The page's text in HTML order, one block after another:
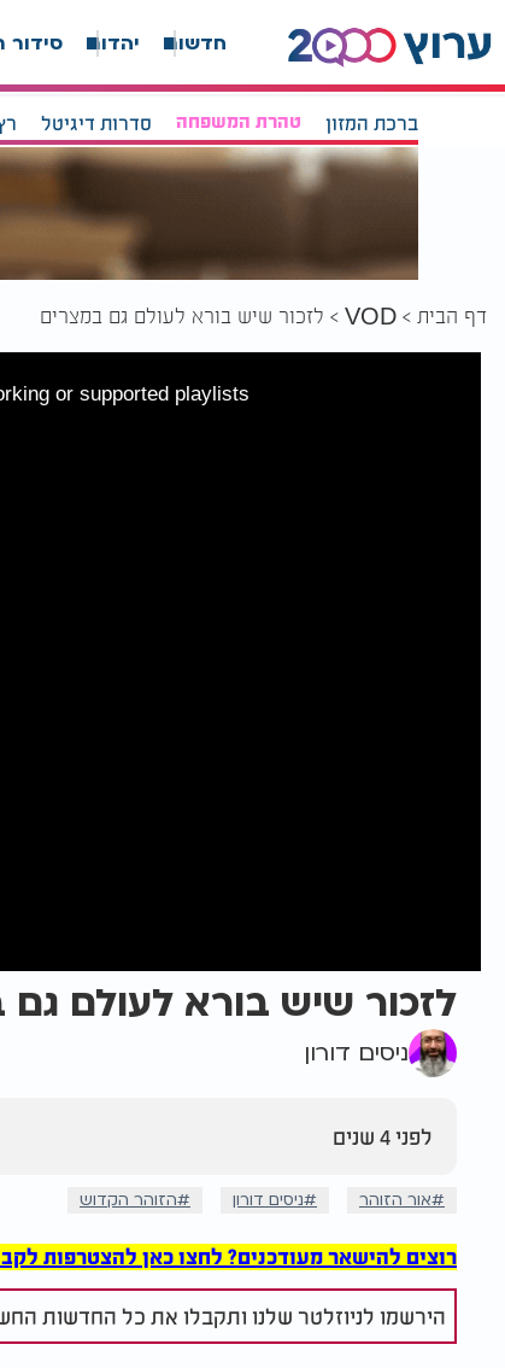
חדשות יהדות סידור
ברכת המזון טהרת המשפחה סדרות דיגיטל
דף הבית VOD לזכור שיש בורא לעולם גם במצרים
or supported playlists.
לזכור שיש בורא לעולם
ניסים דורון
לפני 4 שנים
אור הזוהר ניסים דורון הזוהר הקדוש
רוצים להישאר מעודכנים? לחצו כאן להצטרפות לקבוצות
הירשמו לניוזלטר שלנו ותקבלו את כל החדשות